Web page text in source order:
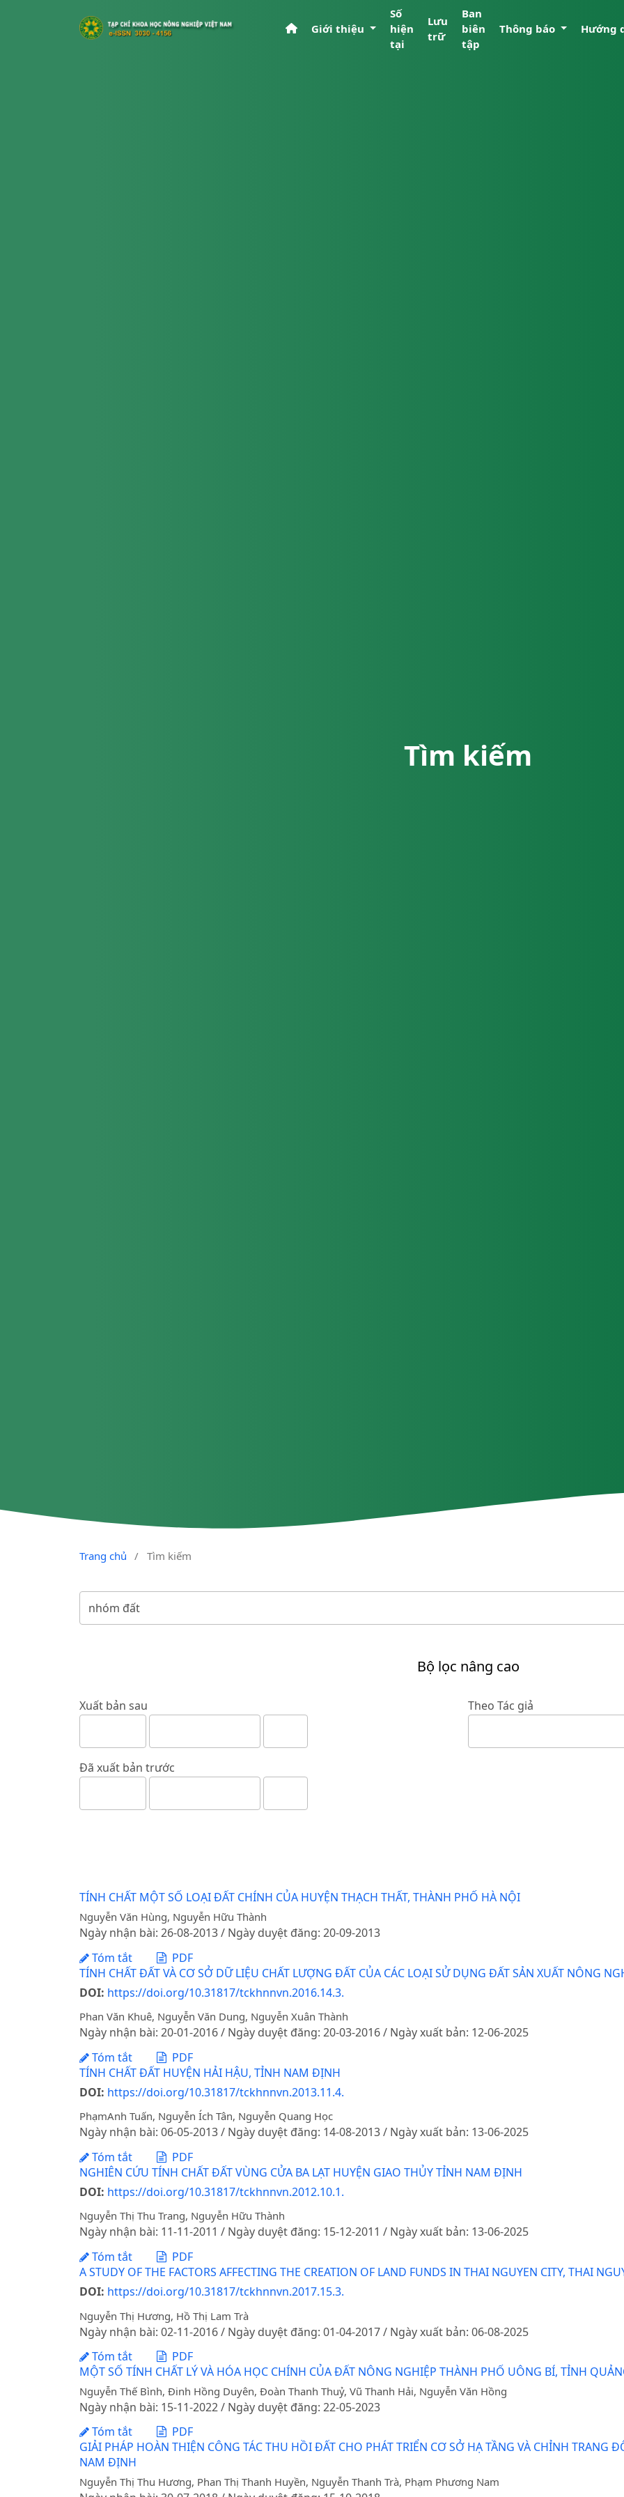
Giới thiệu
Số
hiện
tại
Lưu
trữ
Ban
biên
tập
Thông báo Hướng
Tìm kiếm
Trang chủ / Tìm kiếm
Bộ lọc nâng cao
Xuất bản sau
Đã xuất bản trước
Theo Tác giả
TÍNH CHẤT MỘT SỐ LOẠI ĐẤT CHÍNH CỦA HUYỆN THẠCH THẤT, THÀNH PHỐ HÀ NỘI
Nguyễn Văn Hùng, Nguyễn Hữu Thành
Ngày nhận bài: 26-08-2013 / Ngày duyệt đăng: 20-09-2013
Tóm tắt
PDF
TÍNH CHẤT ĐẤT VÀ CƠ SỞ DỮ LIỆU CHẤT LƯỢNG ĐẤT CỦA CÁC LOẠI SỬ DỤNG ĐẤT SẢN XUẤT NÔNG
DOI: https://doi.org/10.31817/tckhnnvn.2016.14.3.
Phan Văn Khuê, Nguyễn Văn Dung, Nguyễn Xuân Thành
Ngày nhận bài: 20-01-2016 / Ngày duyệt đăng: 20-03-2016 / Ngày xuất bản: 12-06-2025
Tóm tắt
PDF
TÍNH CHẤT ĐẤT HUYỆN HẢI HẬU, TỈNH NAM ĐỊNH
DOI: https://doi.org/10.31817/tckhnnvn.2013.11.4.
PhạmAnh Tuấn, Nguyễn Ích Tân, Nguyễn Quang Học
Ngày nhận bài: 06-05-2013 / Ngày duyệt đăng: 14-08-2013 / Ngày xuất bản: 13-06-2025
Tóm tắt
PDF
NGHIÊN CỨU TÍNH CHẤT ĐẤT VÙNG CỬA BA LẠT HUYỆN GIAO THỦY TỈNH NAM ĐỊNH
DOI: https://doi.org/10.31817/tckhnnvn.2012.10.1.
Nguyễn Thị Thu Trang, Nguyễn Hữu Thành
Ngày nhận bài: 11-11-2011 / Ngày duyệt đăng: 15-12-2011 / Ngày xuất bản: 13-06-2025
Tóm tắt
PDF
A STUDY OF THE FACTORS AFFECTING THE CREATION OF LAND FUNDS IN THAI NGUYEN CITY, THAI
DOI: https://doi.org/10.31817/tckhnnvn.2017.15.3.
Nguyễn Thị Hương, Hồ Thị Lam Trà
Ngày nhận bài: 02-11-2016 / Ngày duyệt đăng: 01-04-2017 / Ngày xuất bản: 06-08-2025
Tóm tắt
PDF
MỘT SỐ TÍNH CHẤT LÝ VÀ HÓA HỌC CHÍNH CỦA ĐẤT NÔNG NGHIỆP THÀNH PHỐ UÔNG BÍ, TỈNH
Nguyễn Thế Bình, Đinh Hồng Duyên, Đoàn Thanh Thuỷ, Vũ Thanh Hải, Nguyễn Văn Hồng
Ngày nhận bài: 15-11-2022 / Ngày duyệt đăng: 22-05-2023
Tóm tắt
PDF
GIẢI PHÁP HOÀN THIỆN CÔNG TÁC THU HỒI ĐẤT CHO PHÁT TRIỂN CƠ SỞ HẠ TẦNG VÀ CHỈNH
NAM ĐỊNH
Nguyễn Thị Thu Hương, Phan Thị Thanh Huyền, Nguyễn Thanh Trà, Phạm Phương Nam